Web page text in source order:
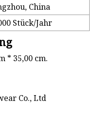
China
Stück/Jahr
* 35,00 cm.
Co., Ltd